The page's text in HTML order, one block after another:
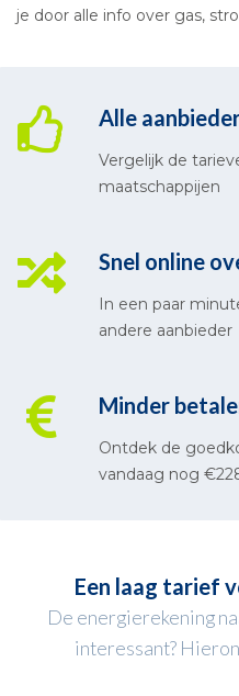
je door alle info over gas,
Alle
Vergelijk de
maatschappijen
Snel online
In een paar
andere aanbieder
Minder
Ontdek de
vandaag nog
Een laag tarief
De energierekening
interessant?